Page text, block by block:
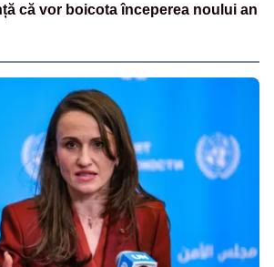
că vor boicota începerea noului an